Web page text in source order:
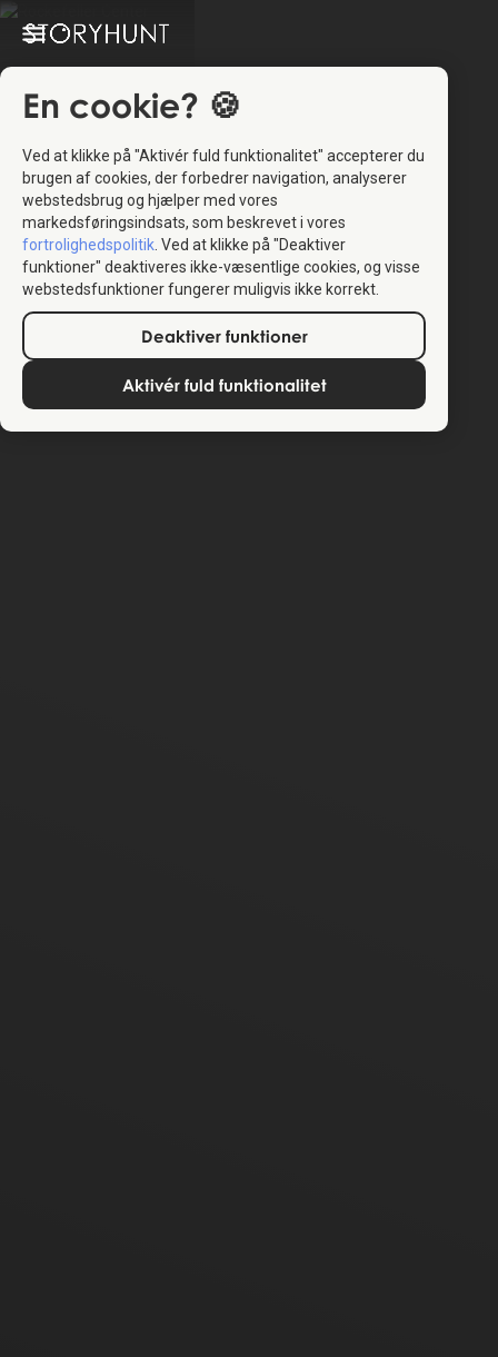
En cookie? 🍪
Ved at klikke på "Aktivér fuld funktionalitet" accepterer du
brugen af cookies, der forbedrer navigation, analyserer
webstedsbrug og hjælper med vores
markedsføringsindsats, som beskrevet i vores
fortrolighedspolitik . Ved at klikke på "Deaktiver
funktioner" deaktiveres ikke-væsentlige cookies, og visse
webstedsfunktioner fungerer muligvis ikke korrekt.
Deaktiver funktioner
Aktivér fuld funktionalitet